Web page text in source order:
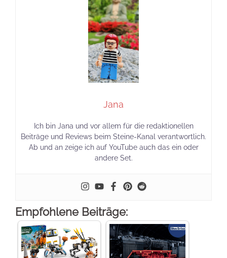
Jana
Ich bin Jana und vor allem für die redaktionellen
Beiträge und Reviews beim Steine-Kanal verantwortlich.
Ab und an zeige ich auf YouTube auch das ein oder
andere Set.
Empfohlene Beiträge: